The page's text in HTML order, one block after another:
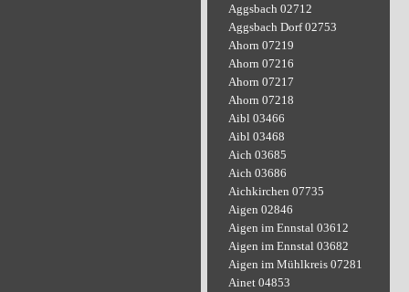
Aggsbach 02712
Aggsbach Dorf 02753
Ahorn 07219
Ahorn 07216
Ahorn 07217
Ahorn 07218
Aibl 03466
Aibl 03468
Aich 03685
Aich 03686
Aichkirchen 07735
Aigen 02846
Aigen im Ennstal 03612
Aigen im Ennstal 03682
Aigen im Mühlkreis 07281
Ainet 04853